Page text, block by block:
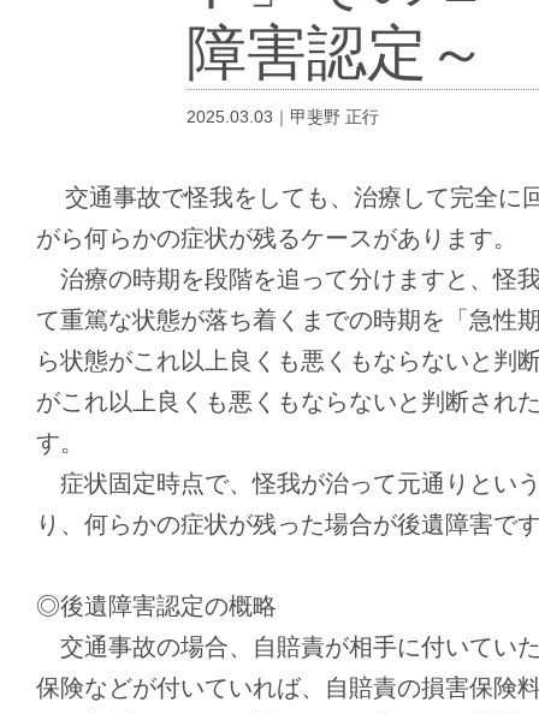
障害認定～
2025.03.03｜甲斐野 正行
交通事故で怪我をしても、治療して完全に
がら何らかの症状が残るケースがあります。
治療の時期を段階を追って分けますと、怪
て重篤な状態が落ち着くまでの時期を「急性
ら状態がこれ以上良くも悪くもならないと判
がこれ以上良くも悪くもならないと判断され
す。
症状固定時点で、怪我が治って元通りとい
り、何らかの症状が残った場合が後遺障害で
◎後遺障害認定の概略
交通事故の場合、自賠責が相手に付いてい
保険などが付いていれば、自賠責の損害保険